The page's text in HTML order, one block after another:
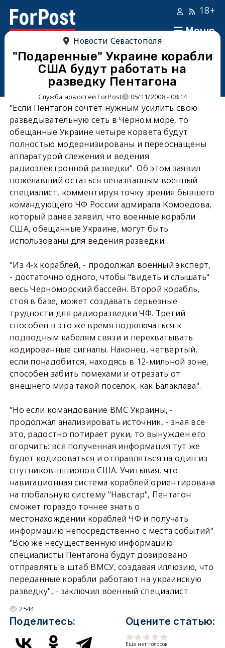
Меню
18+
Новости Севастополя
"Подаренные" Украине корабли
США будут работать на
разведку Пентагона
Служба новостей ForPost 05/11/2008 - 08:14
"Если Пентагон сочтет нужным усилить свою
разведывательную сеть в Черном море, то
обещанные Украине четыре корвета будут
полностью модернизированы и переоснащены
аппаратурой слежения и ведения
радиоэлектронной разведки". Об этом заявил
пожелавший остаться неназванным военный
специалист, комментируя точку зрения бывшего
командующего ЧФ России адмирала Комоедова,
который ранее заявил, что военные корабли
США, обещанные Украине, могут быть
использованы для ведения разведки.
"Из 4-х кораблей, - продолжал военный эксперт,
- достаточно одного, чтобы "видеть и слышать"
весь Черноморский бассейн. Второй корабль,
стоя в базе, может создавать серьезные
трудности для радиоразведки ЧФ. Третий
способен в это же время подключаться к
подводным кабелям связи и перехватывать
кодированные сигналы. Наконец, четвертый,
если понадобится, находясь в 12-мильной зоне,
способен забить помехами и отрезать от
внешнего мира такой поселок, как Балаклава".
"Но если командование ВМС Украины, -
продолжал анализировать источник, - зная все
это, радостно потирает руки, то вынужден его
огорчить: вся полученная информация тут же
будет кодироваться и отправляться на один из
спутников-шпионов США. Учитывая, что
навигационная система кораблей ориентирована
на глобальную систему "Навстар", Пентагон
сможет гораздо точнее знать о
местонахождении кораблей ЧФ и получать
информацию непосредственно с места событий".
"Всю же несущественную информацию
специалисты Пентагона будут дозировано
отправлять в штаб ВМСУ, создавая иллюзию, что
переданные корабли работают на украинскую
разведку", - заключил военный специалист.
2544
Поделитесь: Оцените статью:
Еще нет голосов